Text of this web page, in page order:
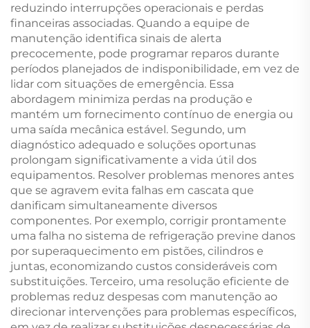
reduzindo interrupções operacionais e perdas
financeiras associadas. Quando a equipe de
manutenção identifica sinais de alerta
precocemente, pode programar reparos durante
períodos planejados de indisponibilidade, em vez de
lidar com situações de emergência. Essa
abordagem minimiza perdas na produção e
mantém um fornecimento contínuo de energia ou
uma saída mecânica estável. Segundo, um
diagnóstico adequado e soluções oportunas
prolongam significativamente a vida útil dos
equipamentos. Resolver problemas menores antes
que se agravem evita falhas em cascata que
danificam simultaneamente diversos
componentes. Por exemplo, corrigir prontamente
uma falha no sistema de refrigeração previne danos
por superaquecimento em pistões, cilindros e
juntas, economizando custos consideráveis com
substituições. Terceiro, uma resolução eficiente de
problemas reduz despesas com manutenção ao
direcionar intervenções para problemas específicos,